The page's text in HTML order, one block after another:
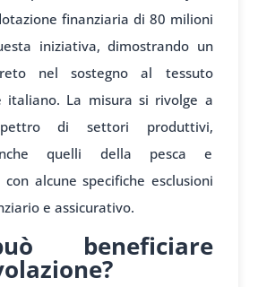
finanziaria di 80 milioni
iniziativa, dimostrando un
nel sostegno al tessuto
italiano. La misura si rivolge a
di settori produttivi,
quelli della pesca e
con alcune specifiche esclusioni
e assicurativo.
beneficiare